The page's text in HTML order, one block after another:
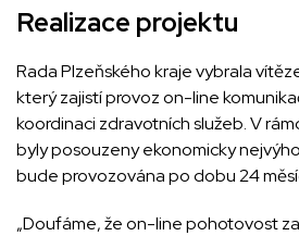
Realizace projektu
Rada Plzeňského kraje vybrala
který zajistí provoz on-line
koordinaci zdravotních služeb. V
byly posouzeny ekonomicky
bude provozována po dobu 24
„Doufáme, že on-line pohotovost